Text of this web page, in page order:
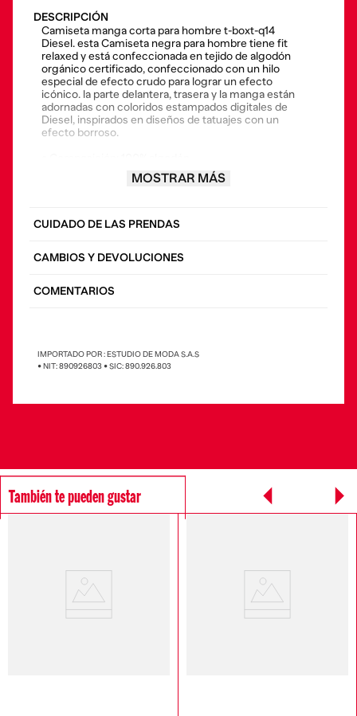
DESCRIPCIÓN
Camiseta manga corta para hombre t-boxt-q14
Diesel. esta Camiseta negra para hombre tiene fit
relaxed y está confeccionada en tejido de algodón
orgánico certificado, confeccionado con un hilo
especial de efecto crudo para lograr un efecto
icónico. la parte delantera, trasera y la manga están
adornadas con coloridos estampados digitales de
Diesel, inspirados en diseños de tatuajes con un
efecto borroso.
• País origen: bulgariaMOSTRAR MÁS
CUIDADO DE LAS PRENDAS
CAMBIOS Y DEVOLUCIONES
COMENTARIOS
IMPORTADO POR : ESTUDIO DE MODA S.A.S
• NIT: 890926803 • SIC: 890.926.803
También te pueden gustar